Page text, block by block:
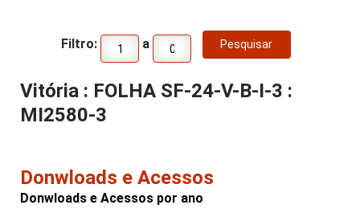
Filtro: a
Vitória : FOLHA SF-24-V-B-I-3 :
MI2580-3
Donwloads e Acessos
Donwloads e Acessos por ano